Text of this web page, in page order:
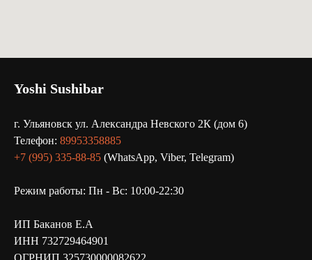
Yoshi Sushibar
г. Ульяновск ул. Александра Невского 2К (дом 6)
Телефон: 89953358885
+7 (995) 335-88-85 (WhatsApp, Viber, Telegram)
Режим работы: Пн - Вс: 10:00-22:30
ИП Баканов Е.А
ИНН 732729464901
ОГРНИП 325730000082622